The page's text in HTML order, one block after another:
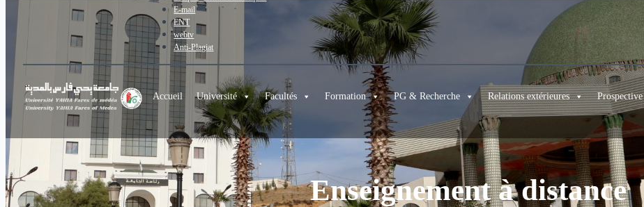
E-mail
ENT
webtv
Anti-Plagiat
Accueil Université Facultés Formation PG & Recherche Relations extérieures Prospective
Enseignement à distance